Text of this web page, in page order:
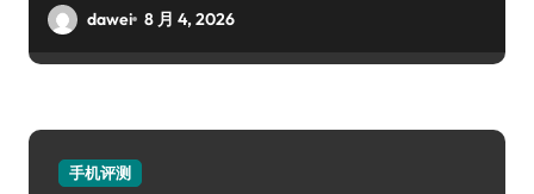
dawei 8 月 4, 2026
手机评测